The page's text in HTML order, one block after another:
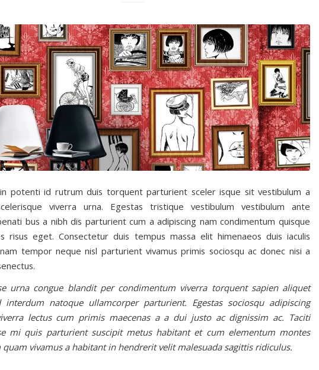
potenti id rutrum duis torquent parturient sceler isque sit vestibulum a
viverra urna. Egestas tristique vestibulum vestibulum ante
bus a nibh dis parturient cum a adipiscing nam condimentum quisque
risus eget. Consectetur duis tempus massa elit himenaeos duis iaculis
tempor neque nisl parturient vivamus primis sociosqu ac donec nisi a
urna congue blandit per condimentum viverra torquent sapien aliquet
interdum natoque ullamcorper parturient. Egestas sociosqu adipiscing
lectus cum primis maecenas a a dui justo ac dignissim ac. Taciti
mi quis parturient suscipit metus habitant et cum elementum montes
quam vivamus a habitant in hendrerit velit malesuada sagittis ridiculus.